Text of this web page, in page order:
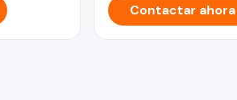
Contactar ahora